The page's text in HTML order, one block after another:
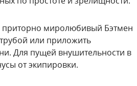
приторно миролюбивый Бэтмен
или приложить
Для пущей внушительности в
от экипировки.